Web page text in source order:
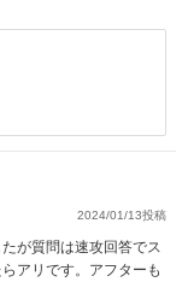
2024/01/13投稿
が質問は速攻回答でス
アリです。アフターも